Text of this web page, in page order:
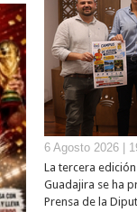
6 Agosto 2026 |
La tercera
Guadajira se ha
Prensa de la